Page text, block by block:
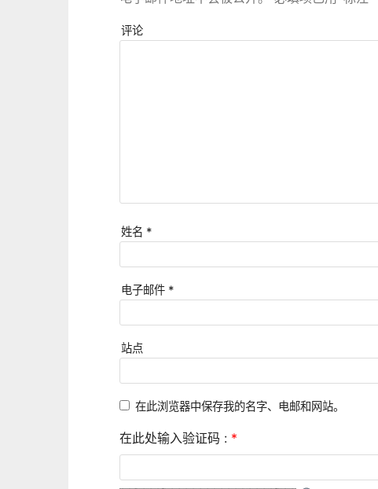
评论
姓名 *
电子邮件 *
站点
在此浏览器中保存我的名字、电邮和网站。
在此处输入验证码 : *